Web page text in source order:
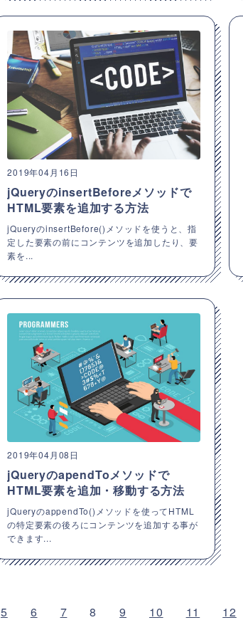
2019年04月16日
jQueryのinsertBeforeメソッドで
HTML要素を追加する方法
jQueryのinsertBefore()メソッドを使うと、指
定した要素の前にコンテンツを追加したり、要
素を...
2019年04月08日
jQueryのapendToメソッドで
HTML要素を追加・移動する方法
jQueryのappendTo()メソッドを使ってHTML
の特定要素の後ろにコンテンツを追加する事が
できます...
5 6 7 8 9 10 11 12